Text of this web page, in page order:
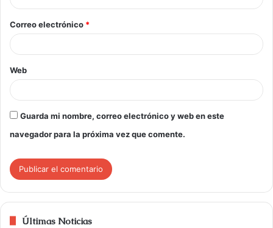
Correo electrónico *
Web
Guarda mi nombre, correo electrónico y web en este
navegador para la próxima vez que comente.
Últimas Noticias